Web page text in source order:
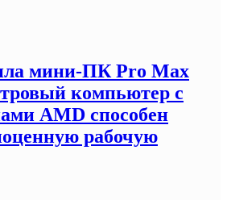
мини-ПК Pro Max
компьютер с
AMD способен
рабочую